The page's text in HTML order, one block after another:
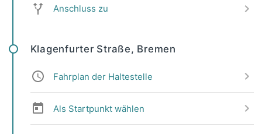
Anschluss zu
Klagenfurter Straße, Bremen
Fahrplan der Haltestelle
Als Startpunkt wählen